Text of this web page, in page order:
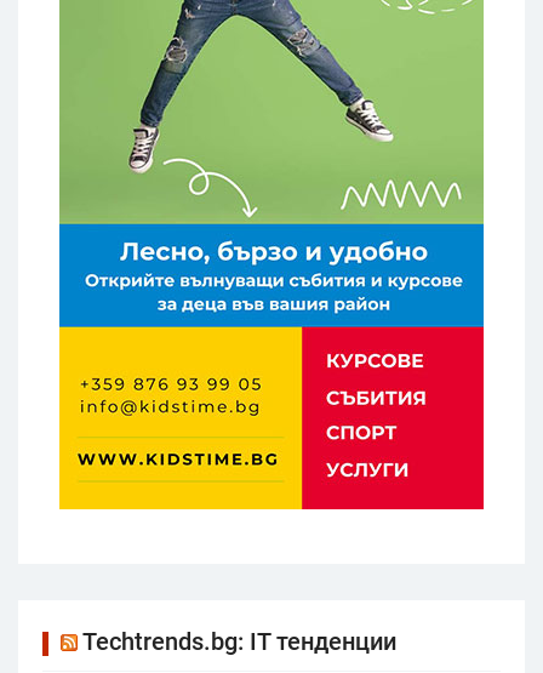
Techtrends.bg: IT тенденции